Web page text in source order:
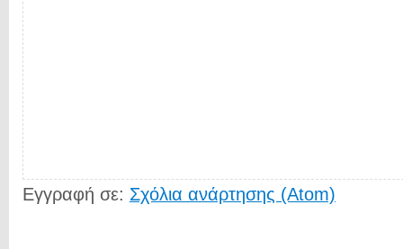
Εγγραφή σε: Σχόλια ανάρτησης (Atom)